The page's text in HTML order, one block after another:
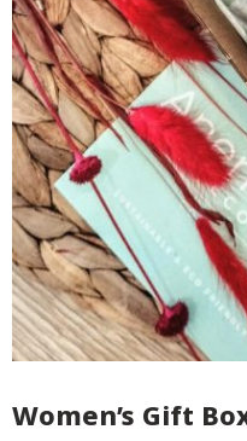
Women’s Gift